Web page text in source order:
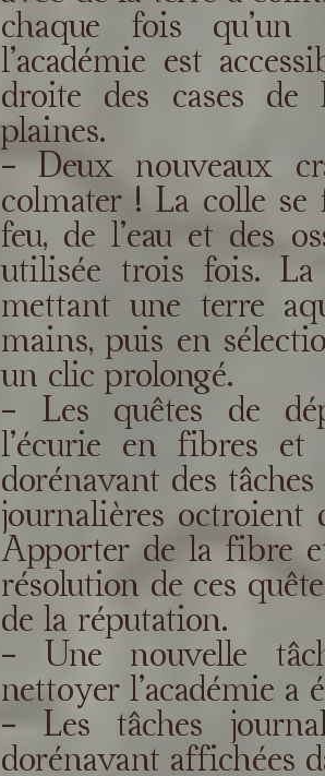
chaque fois
l’académie est
droite des cases de
plaines.
- Deux nouveaux
colmater ! La colle
feu, de l’eau et des
utilisée trois fois.
mettant une terre
mains, puis en
un clic prolongé.
- Les quêtes de
l’écurie en fibres
dorénavant des
journalières octroient
Apporter de la fibre
résolution de ces
de la réputation.
- Une nouvelle
nettoyer l’académie a
- Les tâches
dorénavant affichées